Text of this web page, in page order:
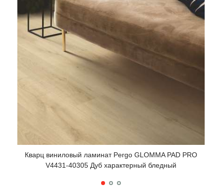
Кварц виниловый ламинат Pergo GLOMMA PAD PRO
V4431-40305 Дуб характерный бледный